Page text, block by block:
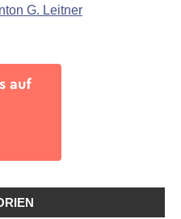
G. Leitner